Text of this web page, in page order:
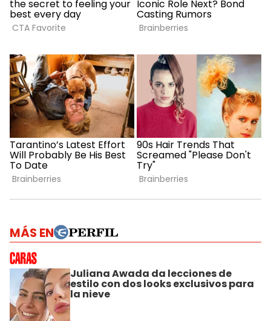
MÁS EN
Juliana Awada da lecciones de
estilo con dos looks exclusivos para
la nieve